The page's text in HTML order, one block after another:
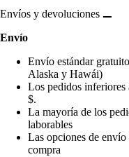
Envíos y devoluciones
Envío
Envío estándar
Alaska y Hawái)
Los pedidos inferiores
$.
La mayoría de los
laborables
Las opciones de
compra